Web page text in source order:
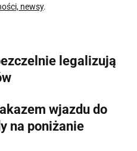
newsy.
legalizują
wjazdu do
na poniżanie